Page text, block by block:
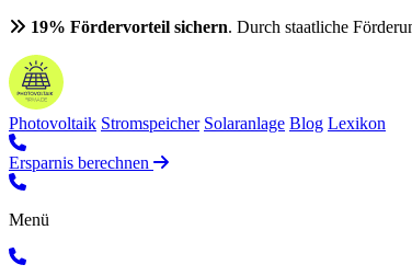
19% Fördervorteil sichern. Durch staatliche
Photovoltaik Stromspeicher Solaranlage Blog Lexikon
Ersparnis berechnen
Menü